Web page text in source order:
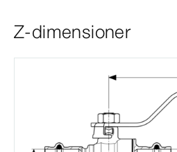
Z-dimensioner